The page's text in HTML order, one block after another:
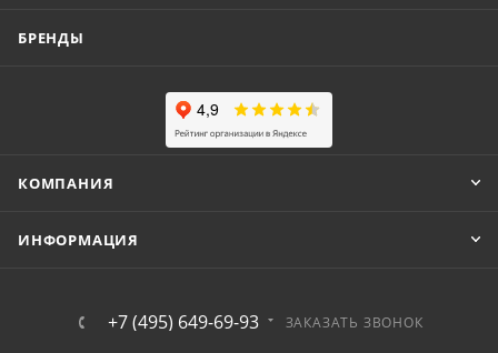
БРЕНДЫ
КОМПАНИЯ
ИНФОРМАЦИЯ
+7 (495) 649-69-93 ЗАКАЗАТЬ ЗВОНОК